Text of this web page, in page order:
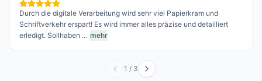
Durch die digitale Verarbeitung wird sehr viel Papierkram und
Schriftverkehr erspart! Es wird immer alles präzise und detailliert
erledigt. Sollhaben … mehr
1 / 3